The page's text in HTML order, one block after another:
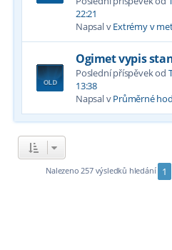
22:21
Napsal vExtrémy v
Ogimet vypis
Poslední příspěvek od
13:38
Napsal vPrůměrné
Nalezeno 257 výsledků hledání 1